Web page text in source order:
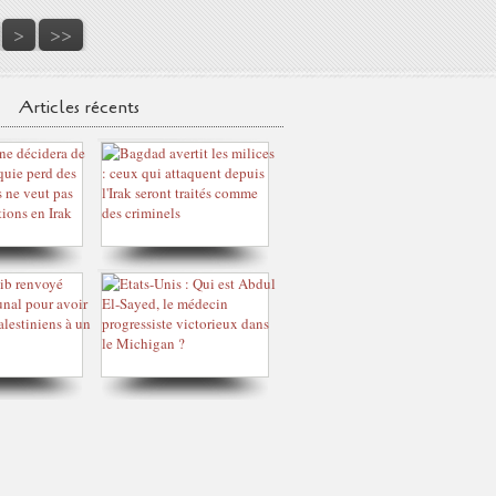
70
80
90
100
> >>
Articles récents